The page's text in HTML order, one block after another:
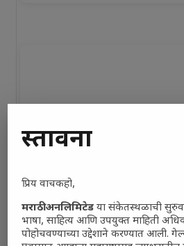
प्रस्तावना
प्रिय वाचकहो,
मराठी अनलिमिटेड या संकेतस्थळाची
भाषा, साहित्य आणि उपयुक्त माहिती
पोहोचवण्याच्या उद्देशाने करण्यात आली.